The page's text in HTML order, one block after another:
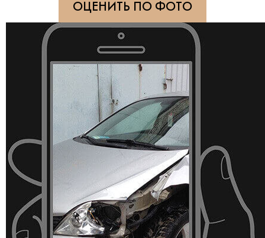
ОЦЕНИТЬ ПО ФОТО